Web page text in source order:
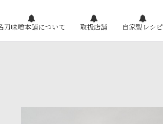
刀味噌本舗について 取扱店舗 自家製レシピ